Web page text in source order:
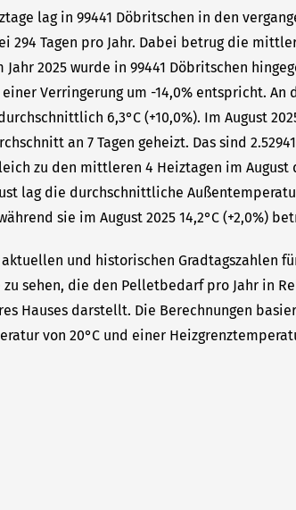
lag in 99441 Döbritschen in den
294 Tagen pro Jahr. Dabei betrug die
Jahr 2025 wurde in 99441 Döbritschen
einer Verringerung um -14,0% entspricht. An
6,3°C (+10,0%). Im August
an 7 Tagen geheizt. Das sind
zu den mittleren 4 Heiztagen im August
lag die durchschnittliche
sie im August 2025 14,2°C (+2,0%)
und historischen Gradtagszahlen
sehen, die den Pelletbedarf pro Jahr in
Hauses darstellt. Die Berechnungen
von 20°C und einer